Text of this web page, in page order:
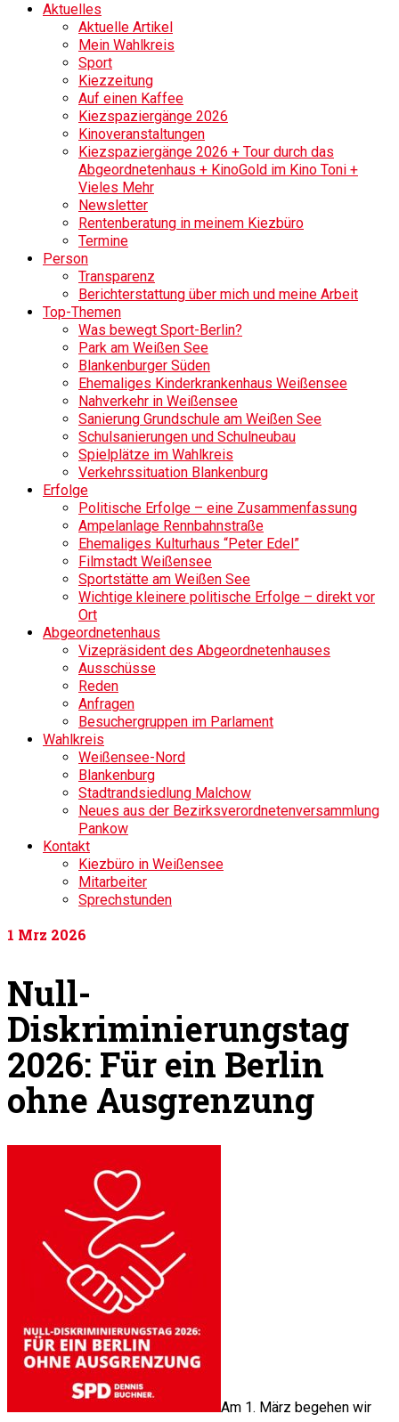
Aktuelles
Aktuelle Artikel
Mein Wahlkreis
Sport
Kiezzeitung
Auf einen Kaffee
Kiezspaziergänge 2026
Kinoveranstaltungen
Kiezspaziergänge 2026 + Tour durch das
Abgeordnetenhaus + KinoGold im Kino Toni +
Vieles Mehr
Newsletter
Rentenberatung in meinem Kiezbüro
Termine
Person
Transparenz
Berichterstattung über mich und meine Arbeit
Top-Themen
Was bewegt Sport-Berlin?
Park am Weißen See
Blankenburger Süden
Ehemaliges Kinderkrankenhaus Weißensee
Nahverkehr in Weißensee
Sanierung Grundschule am Weißen See
Schulsanierungen und Schulneubau
Spielplätze im Wahlkreis
Verkehrssituation Blankenburg
Erfolge
Politische Erfolge – eine Zusammenfassung
Ampelanlage Rennbahnstraße
Ehemaliges Kulturhaus “Peter Edel”
Filmstadt Weißensee
Sportstätte am Weißen See
Wichtige kleinere politische Erfolge – direkt vor
Ort
Abgeordnetenhaus
Vizepräsident des Abgeordnetenhauses
Ausschüsse
Reden
Anfragen
Besuchergruppen im Parlament
Wahlkreis
Weißensee-Nord
Blankenburg
Stadtrandsiedlung Malchow
Neues aus der Bezirksverordnetenversammlung
Pankow
Kontakt
Kiezbüro in Weißensee
Mitarbeiter
Sprechstunden
1 Mrz 2026
Null-
Diskriminierungstag
2026: Für ein Berlin
ohne Ausgrenzung
Am 1. März begehen wir